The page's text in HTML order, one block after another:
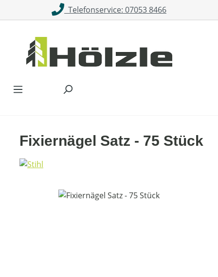
Zum Hauptinhalt springenTelefonservice: 07053 8466
Fixiernägel Satz - 75 Stück
Bildergalerie überspringen